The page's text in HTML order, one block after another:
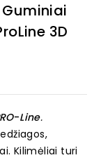
Guminiai
3D
-Line.
Kilimėliai turi